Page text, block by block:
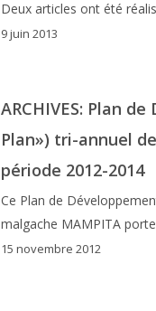
Deux articles ont été
9 juin 2013
ARCHIVES: Plan
Plan») tri-annuel
période 2012-2014
Ce Plan de
malgache MAMPITA
15 novembre 2012